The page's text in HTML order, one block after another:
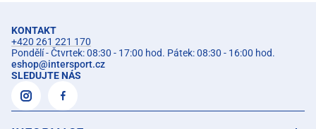
KONTAKT
+420 261 221 170
Pondělí - Čtvrtek: 08:30 - 17:00 hod. Pátek: 08:30 - 16:00 hod.
eshop@intersport.cz
SLEDUJTE NÁS